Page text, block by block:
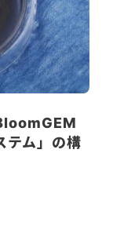
テム」の構